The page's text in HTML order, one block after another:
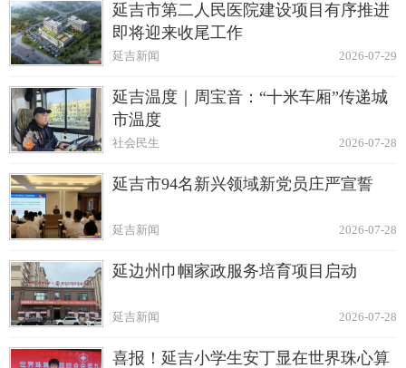
延吉市第二人民医院建设项目有序推进
即将迎来收尾工作
2026-07-29
延吉新闻
延吉温度｜周宝音：“十米车厢”传递城
市温度
2026-07-28
社会民生
延吉市94名新兴领域新党员庄严宣誓
2026-07-28
延吉新闻
延边州巾帼家政服务培育项目启动
2026-07-28
延吉新闻
喜报！延吉小学生安丁显在世界珠心算